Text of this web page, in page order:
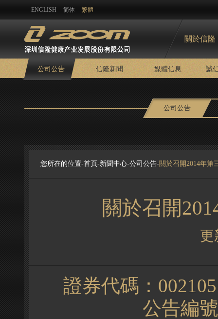
ENGLISH 简体 繁體
關於信隆
公司公告 信隆新聞 媒體信息 誠
公司公告
您所在的位置-首頁-新聞中心-公司公告-關於召開2014年第
關於召開
更
證券代碼：
公告編號